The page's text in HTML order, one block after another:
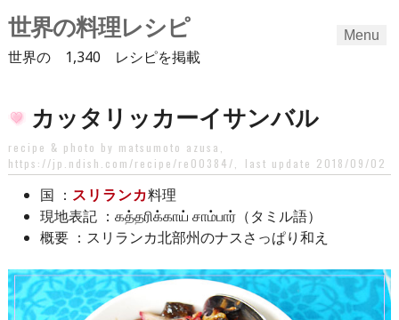
世界の料理レシピ
世界の 1,340 レシピを掲載
Menu
to カッタリッカーイサンバル
recipe & photo by matsumoto azusa,
https://jp.ndish.com/recipe/re00384/
last update 2018/09/02
国 ： スリランカ料理
現地表記 ：கத்தரிக்காய் சாம்பார்（タミル語）
概要 ：スリランカ北部州のナスさっぱり和え